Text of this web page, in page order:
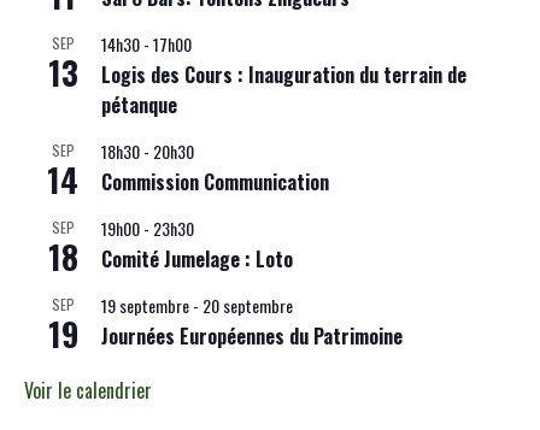
SEP
13
14h30-17h00
Logis des Cours : Inauguration du terrain de
pétanque
SEP
14
18h30- 20h30
Commission Communication
SEP
18
19h00- 23h30
Comité Jumelage : Loto
SEP
19
19 septembre- 20 septembre
Journées Européennes du Patrimoine
Voir le calendrier